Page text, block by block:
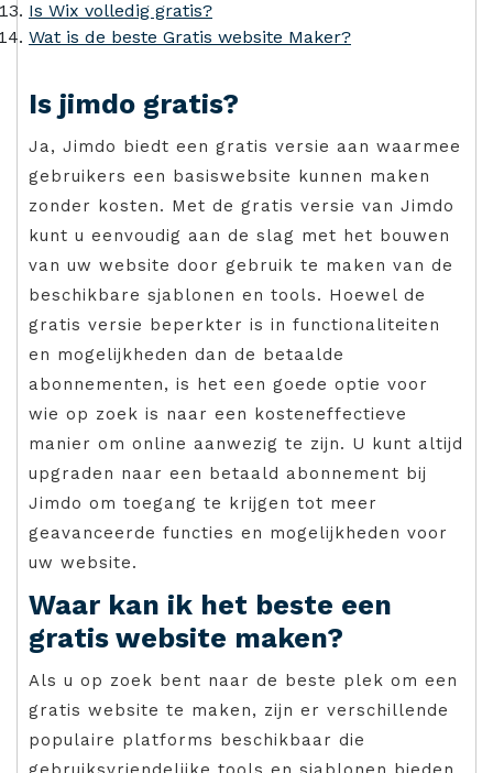
Is Wix volledig gratis?
Wat is de beste Gratis website Maker?
Is jimdo gratis?
Ja, Jimdo biedt een gratis versie aan waarmee
gebruikers een basiswebsite kunnen maken
zonder kosten. Met de gratis versie van Jimdo
kunt u eenvoudig aan de slag met het bouwen
van uw website door gebruik te maken van de
beschikbare sjablonen en tools. Hoewel de
gratis versie beperkter is in functionaliteiten
en mogelijkheden dan de betaalde
abonnementen, is het een goede optie voor
wie op zoek is naar een kosteneffectieve
manier om online aanwezig te zijn. U kunt altijd
upgraden naar een betaald abonnement bij
Jimdo om toegang te krijgen tot meer
geavanceerde functies en mogelijkheden voor
uw website.
Waar kan ik het beste een
gratis website maken?
Als u op zoek bent naar de beste plek om een
gratis website te maken, zijn er verschillende
populaire platforms beschikbaar die